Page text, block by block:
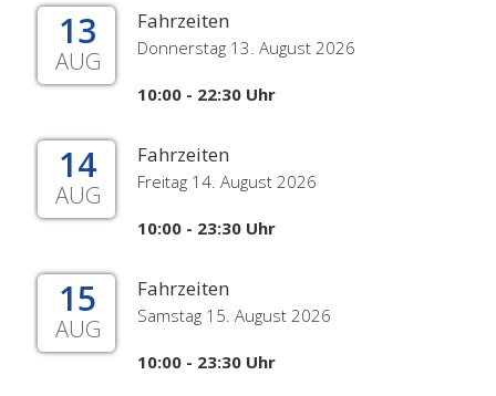
13
AUG
Fahrzeiten
Donnerstag 13. August 2026
10:00 - 22:30 Uhr
14
AUG
Fahrzeiten
Freitag 14. August 2026
10:00 - 23:30 Uhr
15
AUG
Fahrzeiten
Samstag 15. August 2026
10:00 - 23:30 Uhr